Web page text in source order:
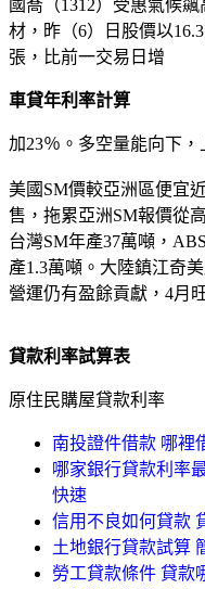
國喬（1312）受惠氣候
材，昨（6）日股價以
張，比前一交易日增
車貸年利率計算
加23％。多空量能向下，
美國SM價較亞洲區便宜
售，拖累亞洲SM報價從
台灣SM年產37萬噸，
產1.3萬噸。大陸鎮江奇
營運仍有盈餘貢獻，4月
貸款利率試算表
原住民購屋貸款利率
南投證件借款 哪裡
哪家銀行貸款利率
快速
信用不良如何貸款
土地銀行貸款試算
勞工貸款條件 貸款